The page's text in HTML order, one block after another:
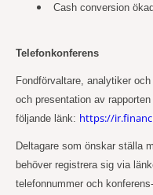
Cash conversion
Telefonkonferens
Fondförvaltare, analytiker
och presentation av
följande länk: https://
Deltagare som önskar ställa
behöver registrera sig via
telefonnummer och